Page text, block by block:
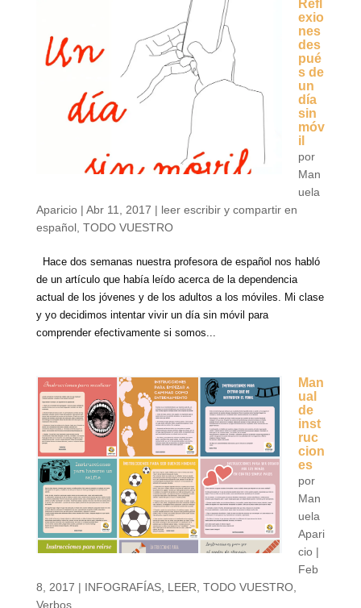
Refl
exio
nes
des
pué
s de
un
día
sin
móv
il
por
Man
uela
Aparicio| Abr 11, 2017 | leer escribir y compartir en
español, TODO VUESTRO
Hace dos semanas nuestra profesora de español nos habló
de un artículo que había leído acerca de la dependencia
actual de los jóvenes y de los adultos a los móviles. Mi clase
y yo decidimos intentar vivir un día sin móvil para
comprender efectivamente si somos...
Man
ual
de
inst
ruc
cion
es
por
Man
uela
Apari
cio|
Feb
8, 2017 | INFOGRAFÍAS, LEER TODO VUESTRO,
Verbos